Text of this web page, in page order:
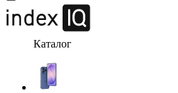
Каталог